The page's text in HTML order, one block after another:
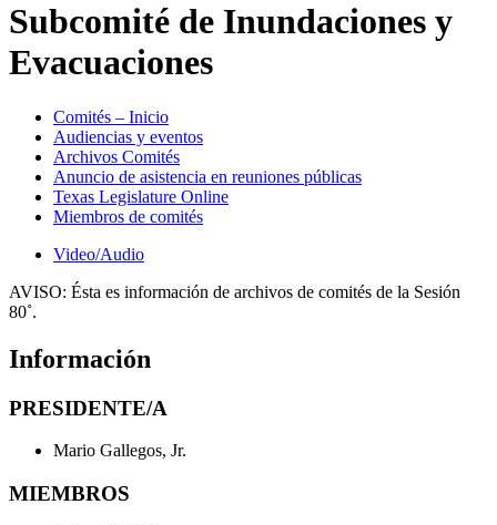
Subcomité de Inundaciones y
Evacuaciones
Comités – Inicio
Audiencias y eventos
Archivos Comités
Anuncio de asistencia en reuniones públicas
Texas Legislature Online
Miembros de comités
Video/Audio
AVISO: Ésta es información de archivos de comités de la Sesión
80˚.
Información
PRESIDENTE/A
Mario Gallegos, Jr.
MIEMBROS